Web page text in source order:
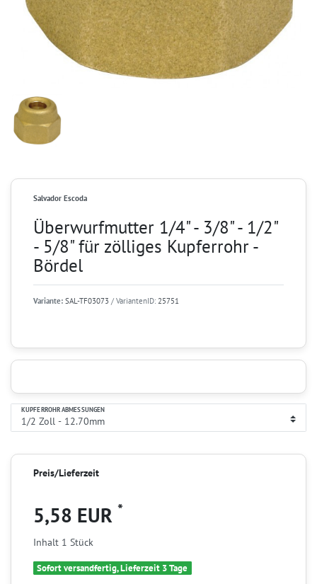
Salvador Escoda
Überwurfmutter 1/4" - 3/8" - 1/2"
- 5/8" für zölliges Kupferrohr -
Bördel
Variante: SAL-TF03073 / VariantenID: 25751
KUPFERROHR ABMESSUNGEN
Preis/Lieferzeit
5,58 EUR *
Inhalt 1 Stück
Sofort versandfertig, Lieferzeit 3 Tage